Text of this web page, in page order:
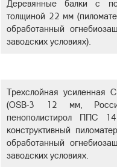
Деревянные балки с
толщиной 22 мм
обработанный
заводских условиях).
Трехслойная
(OSB-3 12 мм,
пенополистирол ППС
конструктивный
обработанный
заводских условиях.